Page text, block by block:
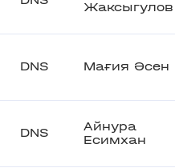
Жаксыгулов
DNS Мағия Әсен
DNS
Айнура
Есимхан